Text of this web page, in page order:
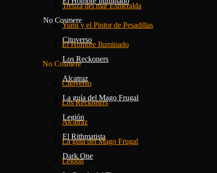
No Cosmere
Citoverso
Los Reckoners
Alcatraz
La guía del Mago Frugal
Legión
El Rithmatista
Dark One
Trenza del mar Esmeralda
Yumi y el Pintor de Pesadillas
El Hombre Iluminado
No Cosmere
Citoverso
Los Reckoners
Alcatraz
La guía del Mago Frugal
Legión